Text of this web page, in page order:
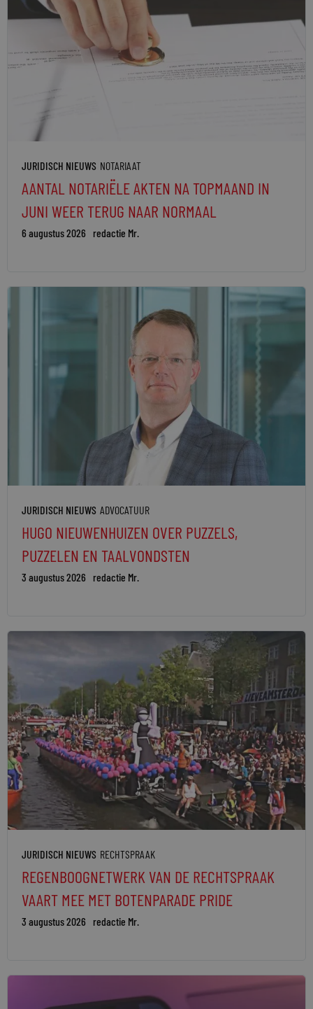
JURIDISCH NIEUWS NOTARIAAT
AANTAL NOTARIËLE AKTEN NA TOPMAAND IN
JUNI WEER TERUG NAAR NORMAAL
6 augustus 2026 redactie Mr.
JURIDISCH NIEUWS ADVOCATUUR
HUGO NIEUWENHUIZEN OVER PUZZELS,
PUZZELEN EN TAALVONDSTEN
3 augustus 2026 redactie Mr.
JURIDISCH NIEUWS RECHTSPRAAK
REGENBOOGNETWERK VAN DE RECHTSPRAAK
VAART MEE MET BOTENPARADE PRIDE
3 augustus 2026 redactie Mr.